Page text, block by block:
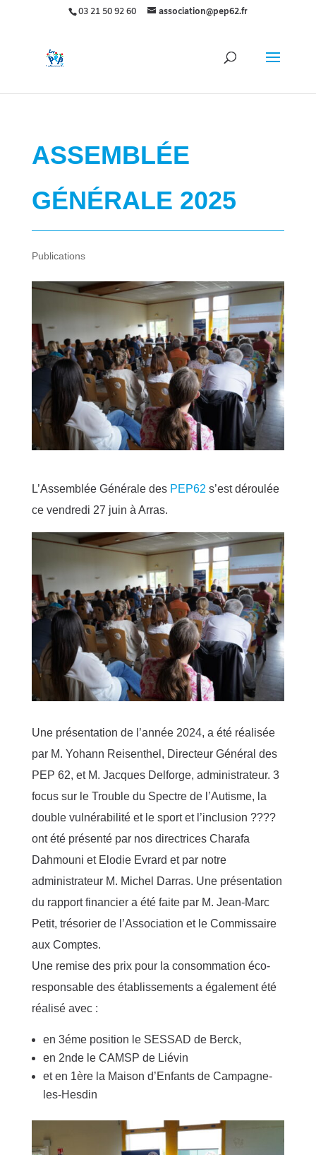
03 21 50 92 60 association@pep62.fr
ASSEMBLÉE
GÉNÉRALE 2025
Publications
L’Assemblée Générale des PEP62 s’est déroulée
ce vendredi 27 juin à Arras.
Une présentation de l’année 2024, a été réalisée
par M. Yohann Reisenthel, Directeur Général des
PEP 62, et M. Jacques Delforge, administrateur. 3
focus sur le Trouble du Spectre de l’Autisme, la
double vulnérabilité et le sport et l’inclusion ????
ont été présenté par nos directrices Charafa
Dahmouni et Elodie Evrard et par notre
administrateur M. Michel Darras. Une présentation
du rapport financier a été faite par M. Jean-Marc
Petit, trésorier de l’Association et le Commissaire
aux Comptes.
Une remise des prix pour la consommation éco-
responsable des établissements a également été
réalisé avec :
en 3éme position le SESSAD de Berck,
en 2nde le CAMSP de Liévin
et en 1ère la Maison d’Enfants de Campagne-
les-Hesdin